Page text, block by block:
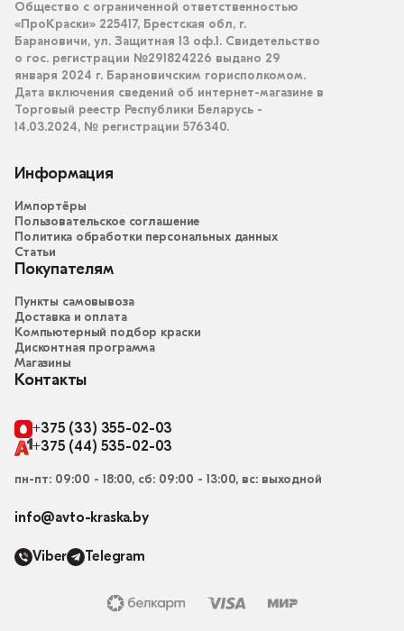
Общество с ограниченной ответственностью
«ПроКраски» 225417, Брестская обл, г.
Барановичи, ул. Защитная 13 оф.1. Свидетельство
о гос. регистрации №291824226 выдано 29
января 2024 г. Барановичским горисполкомом.
Дата включения сведений об интернет-магазине в
Торговый реестр Республики Беларусь -
14.03.2024, № регистрации 576340.
Информация
Импортёры
Пользовательское соглашение
Политика обработки персональных данных
Статьи
Покупателям
Пункты самовывоза
Доставка и оплата
Компьютерный подбор краски
Дисконтная программа
Магазины
Контакты
+375 (33) 355-02-03
+375 (44) 535-02-03
пн-пт: 09:00 - 18:00, сб: 09:00 - 13:00, вс: выходной
info@avto-kraska.by
Viber Telegram